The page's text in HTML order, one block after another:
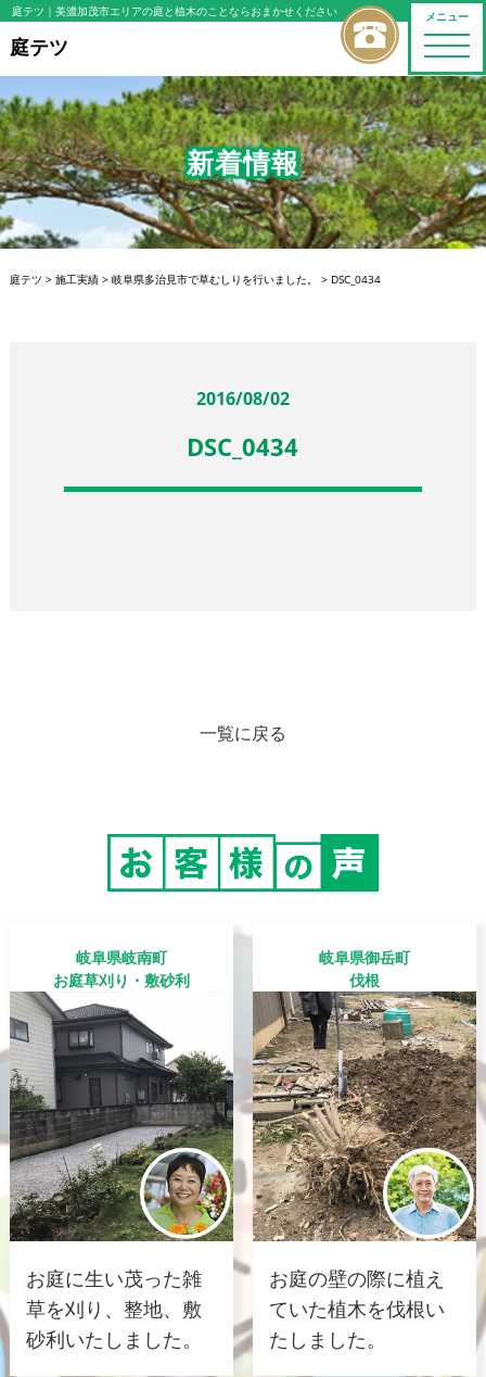
メニュー
toggle
庭テツ ｜美濃加茂市エリアの庭と植木のことならおまかせください
庭テツ
新着情報
庭テツ > 施工実績> 岐阜県多治見市で草むしりを行いました。 > DSC_0434
2016/08/02
DSC_0434
一覧に戻る
岐阜県岐南町
お庭草刈り・敷砂利
お庭に生い茂った雑
草を刈り、整地、敷
砂利いたしました。
岐阜県御岳町
伐根
お庭の壁の際に植え
ていた植木を伐根い
たしました。